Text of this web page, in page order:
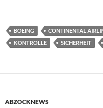
BOEING CONTINENTAL
KONTROLLE
SICHERHEIT
ABZOCKNEWS